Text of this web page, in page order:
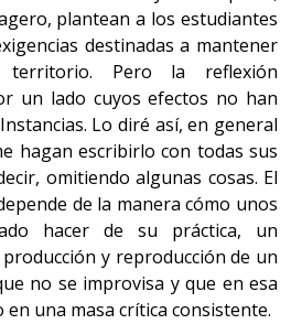
plantean a los estudiantes
destinadas a mantener
territorio. Pero la reflexión
un lado cuyos efectos no han
Lo diré así, en general
hagan escribirlo con todas sus
omitiendo algunas cosas. El
de la manera cómo unos
hacer de su práctica, un
y reproducción de un
no se improvisa y que en esa
en una masa crítica consistente.